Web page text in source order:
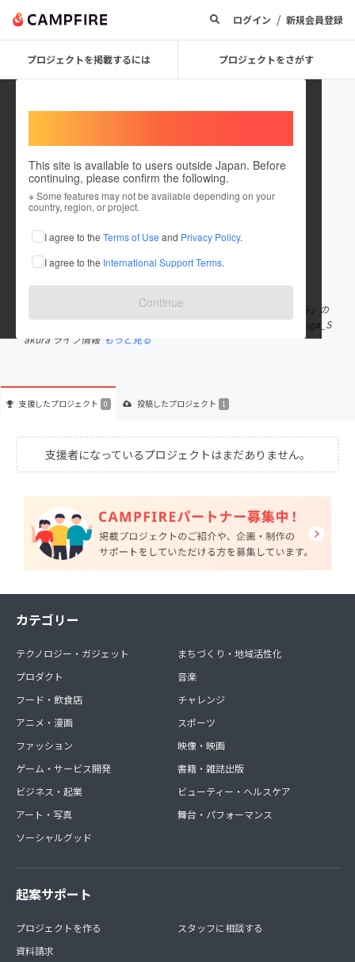
ログイン / 新規会員登録
プロジェクトを掲載するには プロジェクトをさがす
This site is available to users outside Japan. Before
continuing, please confirm the following.
※ Some features may not be available depending on your
country, region, or project.
I agree to the Terms of Use and Privacy Policy.
I agree to the International Support Terms.
Continue
bokusaku_koho
これまでに1件のプロジェクトを投稿しています
在住国：未設定
出身国：未設定
大阪に移住してきた年齢不詳の18歳、フリーアイドル「撲我さくら」の
運営垢。ブッキングなどはDMにて受付ております。 さくら@Bokuga_S
akura ライブ情報 もっと見る
支援したプロジェクト 0 投稿したプロジェクト 1
支援者になっているプロジェクトはまだありません。
カテゴリー
テクノロジー・ガジェット
プロダクト
フード・飲食店
アニメ・漫画
ファッション
ゲーム・サービス開発
ビジネス・起業
アート・写真
ソーシャルグッド
まちづくり・地域活性化
音楽
チャレンジ
スポーツ
映像・映画
書籍・雑誌出版
ビューティー・ヘルスケア
舞台・パフォーマンス
起案サポート
プロジェクトを作る
資料請求
スタッフに相談する